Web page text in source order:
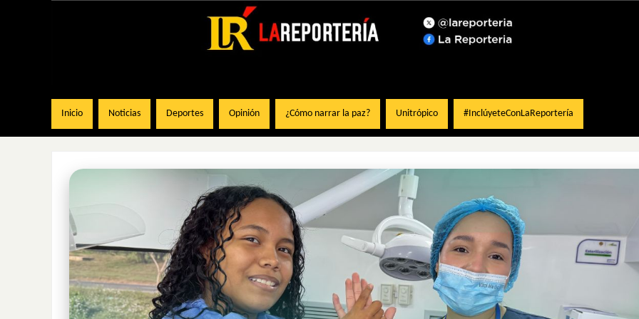
Inicio Noticias Deportes Opinión ¿Cómo narrar la paz? Unitrópico #InclúyeteConLaReportería